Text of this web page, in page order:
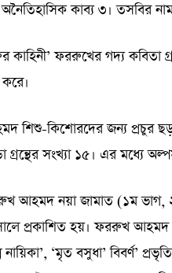
কাব্য ৩। তসবির
কাহিনী’ ফররুখের গদ্য কবিতা
শিশু-কিশোরদের জন্য প্রচুর
গ্রন্থের সংখ্যা ১৫। এর মধ্যে
আহমদ নয়া জামাত (১ম ভাগ,
প্রকাশিত হয়। ফররুখ আহমদ
নায়িকা’, ‘মৃত বসুধা’